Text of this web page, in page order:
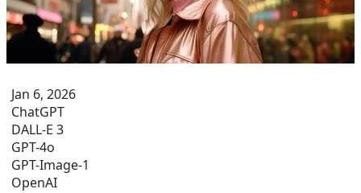
Jan 6, 2026
ChatGPT
DALL-E 3
GPT-4o
GPT-Image-1
OpenAI